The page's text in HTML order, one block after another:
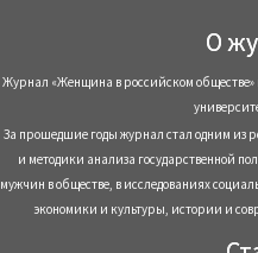
О
Журнал «Женщина в российском обществе»
За прошедшие годы журнал стал одним из
и методики анализа государственной
мужчин в обществе, в исследованиях
экономики и культуры, истории и